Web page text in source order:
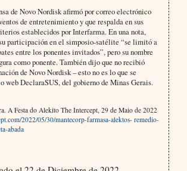
de Novo Nordisk afirmó por correo electrónico
de entretenimiento y que respalda en sus
establecidos por Interfarma. En una nota,
participación en el simposio-satélite “se limitó a
entre los ponentes invitados”, pero su nombre
como ponente. También dijo que no recibió
de Novo Nordisk – esto no es lo que se
web DeclaraSUS, del gobierno de Minas Gerais.
A Festa do Alekito The Intercept, 29 de Maio de 2022
2022/05/30/mantecorp-farmasa-alektos- remedio-
abada